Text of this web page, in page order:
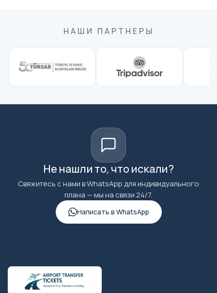
НАШИ ПАРТНЕРЫ
Не нашли то, что искали?
Свяжитесь с нами в WhatsApp для индивидуального
плана — мы на связи 24/7.
Написать в WhatsApp